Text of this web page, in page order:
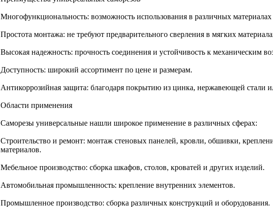
Многофункциональность: возможность использования в различных материалах
Простота монтажа: не требуют предварительного сверления в мягких
Высокая надежность: прочность соединения и устойчивость к механическим
Доступность: широкий ассортимент по цене и размерам.
Антикоррозийная защита: благодаря покрытию из цинка, нержавеющей стали
Области применения
Саморезы универсальные нашли широкое применение в различных сферах:
Строительство и ремонт: монтаж стеновых панелей, кровли, обшивки,
материалов.
Мебельное производство: сборка шкафов, столов, кроватей и других изделий.
Автомобильная промышленность: крепление внутренних элементов.
Промышленное производство: сборка различных конструкций и оборудования.